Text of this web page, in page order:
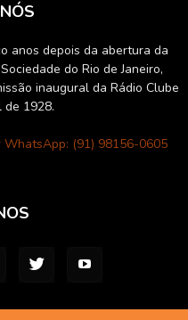
anos depois da abertura da
do Rio de Janeiro,
inaugural da Rádio Clube
1928.
WhatsApp: (91) 98156-0605